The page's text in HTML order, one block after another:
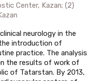
Center, Kazan; (2)
neurology in the
introduction of
practice. The analysis
the results of work of
of Tatarstan. By 2013,